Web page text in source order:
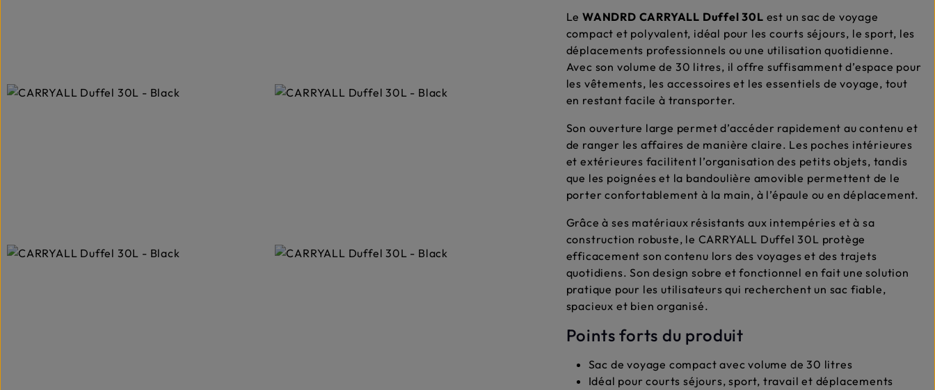
LeWANDRD CARRYALL Duffel 30L est un sac de voyage
compact et polyvalent, idéal pour les courts séjours, le sport, les
déplacements professionnels ou une utilisation quotidienne.
Avec son volume de 30 litres, il offre suffisamment d’espace pour
les vêtements, les accessoires et les essentiels de voyage, tout
en restant facile à transporter.
Son ouverture large permet d’accéder rapidement au contenu et
de ranger les affaires de manière claire. Les poches intérieures
et extérieures facilitent l’organisation des petits objets, tandis
que les poignées et la bandoulière amovible permettent de le
porter confortablement à la main, à l’épaule ou en déplacement.
Grâce à ses matériaux résistants aux intempéries et à sa
construction robuste, le CARRYALL Duffel 30L protège
efficacement son contenu lors des voyages et des trajets
quotidiens. Son design sobre et fonctionnel en fait une solution
pratique pour les utilisateurs qui recherchent un sac fiable,
spacieux et bien organisé.
Points forts du produit
Sac de voyage compact avec volume de 30 litres
Idéal pour courts séjours, sport, travail et déplacements